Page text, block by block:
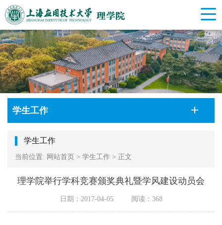
学生工作
学生工作
当前位置: 网站首页 > 学生工作 > 正文
理学院举行学科竞赛颁奖典礼暨学风建设动员会
日期：2017-04-05 阅读： 368